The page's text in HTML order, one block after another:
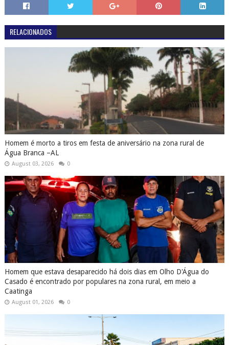
RELACIONADOS
Homem é morto a tiros em festa de aniversário na zona rural de
Água Branca –AL
August 03, 2026 0
Homem que estava desaparecido há dois dias em Olho D'Água do
Casado é encontrado por populares na zona rural, em meio a
Caatinga
August 01, 2026 0